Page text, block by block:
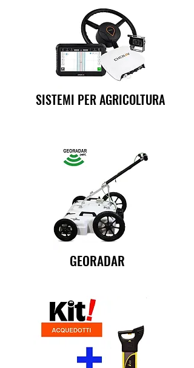
SISTEMI PER AGRICOLTURA
GEORADAR